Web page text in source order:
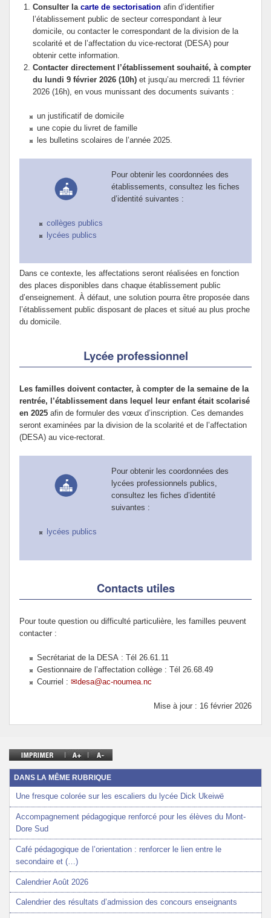
Consulter lacarte de sectorisation afin d’identifier
l’établissement public de secteur correspondant à leur
domicile, ou contacter le correspondant de la division de la
scolarité et de l’affectation du vice-rectorat (DESA) pour
obtenir cette information.
Contacter directement l’établissement souhaité, à compter
du lundi 9 février 2026 (10h) et jusqu’au mercredi 11 février
2026 (16h), en vous munissant des documents suivants :
un justificatif de domicile
une copie du livret de famille
les bulletins scolaires de l’année 2025.
Pour obtenir les coordonnées des
établissements, consultez les fiches
d’identité suivantes :
collèges publics
lycées publics
Dans ce contexte, les affectations seront réalisées en fonction
des places disponibles dans chaque établissement public
d’enseignement. À défaut, une solution pourra être proposée dans
l’établissement public disposant de places et situé au plus proche
du domicile.
Lycée professionnel
Les familles doivent contacter, à compter de la semaine de la
rentrée, l’établissement dans lequel leur enfant était scolarisé
en 2025 afin de formuler des vœux d’inscription. Ces demandes
seront examinées par la division de la scolarité et de l’affectation
(DESA) au vice-rectorat.
Pour obtenir les coordonnées des
lycées professionnels publics,
consultez les fiches d’identité
suivantes :
lycées publics
Contacts utiles
Pour toute question ou difficulté particulière, les familles peuvent
contacter :
Secrétariat de la DESA : Tél 26.61.11
Gestionnaire de l’affectation collège : Tél 26.68.49
Courriel :
desa@ac-noumea.nc
Mise à jour : 16 février 2026
DANS LA MÊME RUBRIQUE
Une fresque colorée sur les escaliers du lycée Dick Ukeiwë
Accompagnement pédagogique renforcé pour les élèves du Mont-
Dore Sud
Café pédagogique de l’orientation : renforcer le lien entre le
secondaire et (…)
Calendrier Août 2026
Calendrier des résultats d’admission des concours enseignants